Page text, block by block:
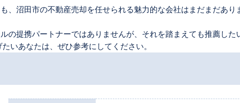
、沼田市の不動産売却を任せられる魅力的な会社はまだまだあり
の提携パートナーではありませんが、それを踏まえても推薦し
いあなたは、ぜひ参考にしてください。